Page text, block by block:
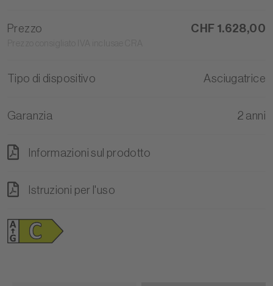
Prezzo CHF 1.628,00
Tipo di dispositivo Asciugatrice
Garanzia 2 anni
Informazioni sul prodotto
Istruzioni per l'uso